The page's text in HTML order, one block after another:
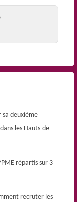
sa deuxième
les Hauts-de-
répartis sur 3
recruter les